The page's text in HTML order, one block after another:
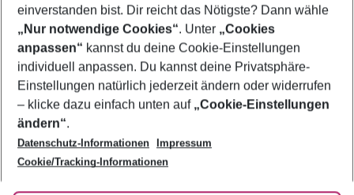
Footer
Footer navigation
Über uns
AGB
Bestpreisgarantie
Cookie-Einstellungen ändern
Cookie-Richtlinie
Agenturbetreuung
Barrierefreies Reisen
Folge uns
einverstanden bist. Dir reicht das Nötigste? Dann wähle
„Nur notwendige Cookies“. Unter „Cookies
anpassen“ kannst du deine Cookie-Einstellungen
individuell anpassen. Du kannst deine Privatsphäre-
Einstellungen natürlich jederzeit ändern oder widerrufen
– klicke dazu einfach unten auf „Cookie-Einstellungen
ändern“.
Datenschutz-Informationen
Impressum
Cookie/Tracking-Informationen